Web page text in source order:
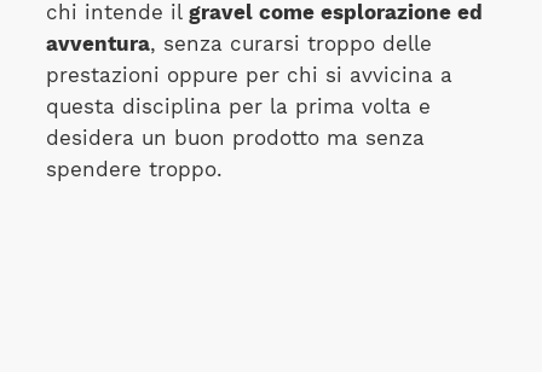
chi intende il gravel come esplorazione ed
avventura, senza curarsi troppo delle
prestazioni oppure per chi si avvicina a
questa disciplina per la prima volta e
desidera un buon prodotto ma senza
spendere troppo.